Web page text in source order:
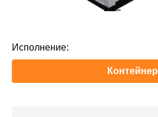
Исполнение:
Контейнер